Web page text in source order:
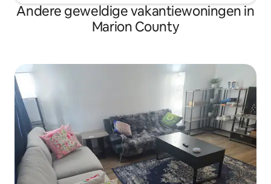
Andere geweldige vakantiewoningen in
Marion County